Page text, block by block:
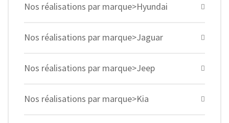
Nos réalisations par marque>Hyundai
Nos réalisations par marque>Jaguar
Nos réalisations par marque>Jeep
Nos réalisations par marque>Kia